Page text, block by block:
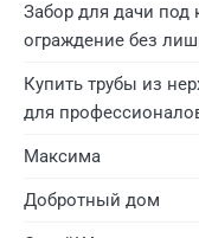
Забор для дачи под
ограждение без
Купить трубы из
для
Максима
Добротный дом